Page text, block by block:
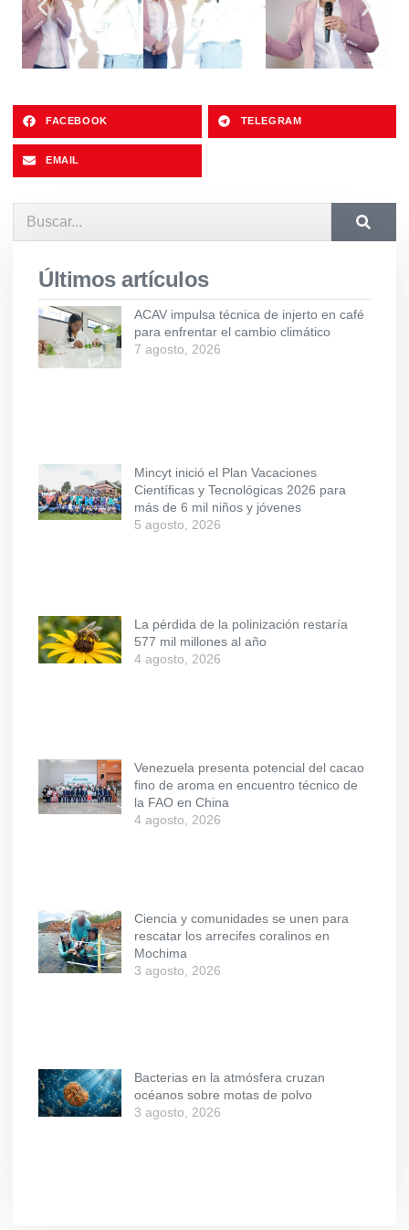
FACEBOOK TELEGRAM
EMAIL
Últimos artículos
ACAV impulsa técnica de injerto en café
para enfrentar el cambio climático
7 agosto, 2026
Mincyt inició el Plan Vacaciones
Científicas y Tecnológicas 2026 para
más de 6 mil niños y jóvenes
5 agosto, 2026
La pérdida de la polinización restaría
577 mil millones al año
4 agosto, 2026
Venezuela presenta potencial del cacao
fino de aroma en encuentro técnico de
la FAO en China
4 agosto, 2026
Ciencia y comunidades se unen para
rescatar los arrecifes coralinos en
Mochima
3 agosto, 2026
Bacterias en la atmósfera cruzan
océanos sobre motas de polvo
3 agosto, 2026